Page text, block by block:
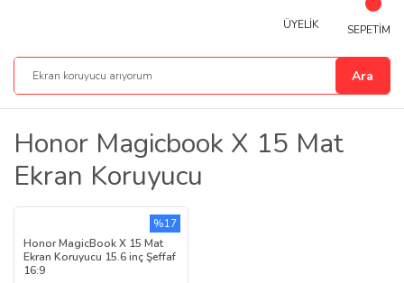
Ara
ÜYELİK SEPETİM
Honor Magicbook X 15 Mat
Ekran Koruyucu
Honor MagicBook X 15 Mat
Ekran Koruyucu 15.6 inç Şeffaf
16:9
%17